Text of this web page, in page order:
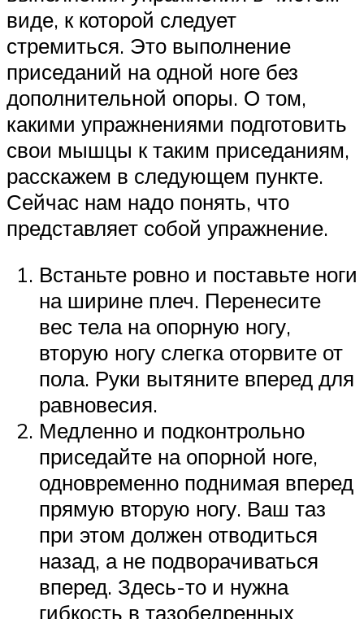
виде, к которой следует
стремиться. Это выполнение
приседаний на одной ноге без
дополнительной опоры. О том,
какими упражнениями подготовить
свои мышцы к таким приседаниям,
расскажем в следующем пункте.
Сейчас нам надо понять, что
представляет собой упражнение.
Встаньте ровно и поставьте ноги
на ширине плеч. Перенесите
вес тела на опорную ногу,
вторую ногу слегка оторвите от
пола. Руки вытяните вперед для
равновесия.
Медленно и подконтрольно
приседайте на опорной ноге,
одновременно поднимая вперед
прямую вторую ногу. Ваш таз
при этом должен отводиться
назад, а не подворачиваться
вперед. Здесь-то и нужна
гибкость в тазобедренных